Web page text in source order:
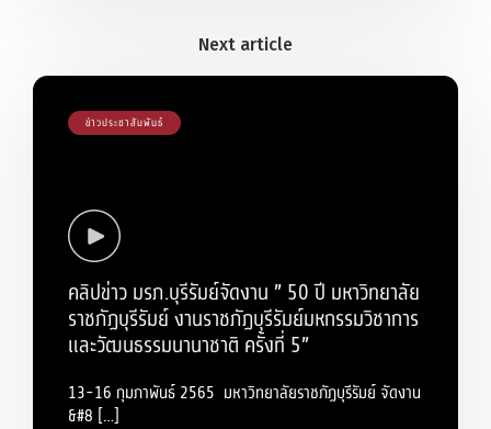
ข่าวประชาสัมพันธ์
คลิปข่าว มรภ.บุรีรัมย์จัดงาน ” 50 ปี มหาวิทยาลัย
ราชภัฏบุรีรัมย์ งานราชภัฏบุรีรัมย์มหกรรมวิชาการ
และวัฒนธรรมนานาชาติ ครั้งที่ 5”
13-16 กุมภาพันธ์ 2565 มหาวิทยาลัยราชภัฏบุรีรัมย์ จัดงาน
&#8 […]